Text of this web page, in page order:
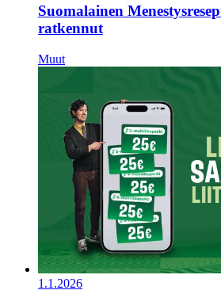
Suomalainen
ratkennut
Muut
1.1.2026